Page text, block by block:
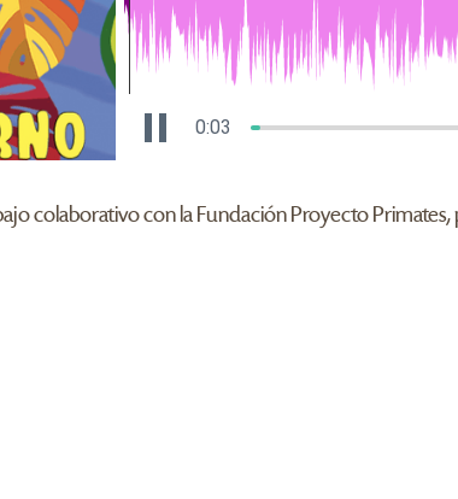
0:04
colaborativo con la Fundación Proyecto